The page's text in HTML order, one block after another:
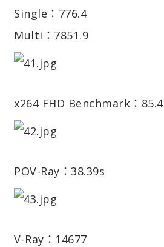
Single：776.4
Multi：7851.9
x264 FHD Benchmark：85.4
POV-Ray：38.39s
V-Ray：14677